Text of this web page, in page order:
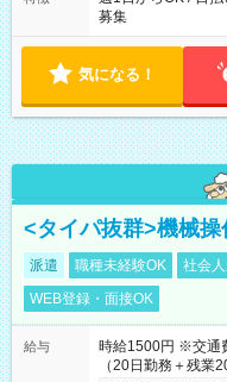
募集
気になる！
<タイパ抜群>機械操
派遣 職種未経験OK 社会
WEB登録・面接OK
給与
時給1500円 ※交通
（20日勤務＋残業